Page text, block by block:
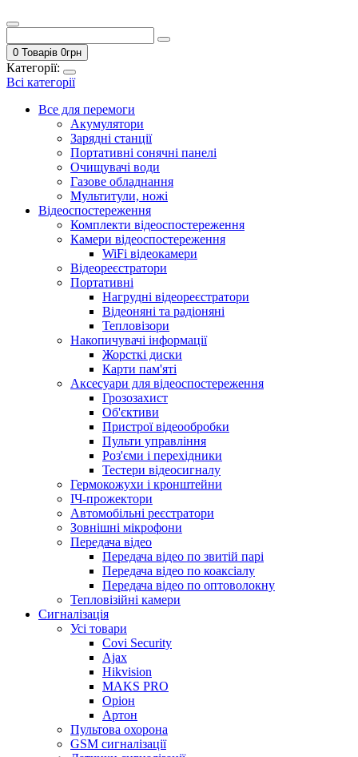
0 Товарів 0грн
Категорії:
Всі категорії
Все для перемоги
Акумулятори
Зарядні станції
Портативні сонячні панелі
Очищувачі води
Газове обладнання
Мультитули, ножі
Відеоспостереження
Комплекти відеоспостереження
Камери відеоспостереження
WiFi відеокамери
Відеореєстратори
Портативні
Нагрудні відеореєстратори
Відеоняні та радіоняні
Тепловізори
Накопичувачі інформації
Жорсткі диски
Карти пам'яті
Аксесуари для відеоспостереження
Грозозахист
Об'єктиви
Пристрої відеообробки
Пульти управління
Роз'єми і перехідники
Тестери відеосигналу
Гермокожухи і кронштейни
ІЧ-прожектори
Автомобільні реєстратори
Зовнішні мікрофони
Передача відео
Передача відео по звитій парі
Передача відео по коаксіалу
Передача відео по оптоволокну
Тепловізійні камери
Cигналізація
Усі товари
Covi Security
Ajax
Hikvision
MAKS PRO
Оріон
Артон
Пультова охорона
GSM сигналізації